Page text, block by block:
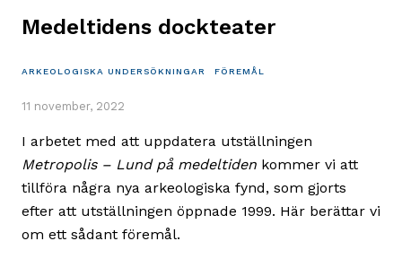
Medeltidens dockteater
ARKEOLOGISKA UNDERSÖKNINGAR FÖREMÅL
11 november, 2022
I arbetet med att uppdatera utställningen
Metropolis – Lund på medeltiden kommer vi att
tillföra några nya arkeologiska fynd, som gjorts
efter att utställningen öppnade 1999. Här berättar vi
om ett sådant föremål.